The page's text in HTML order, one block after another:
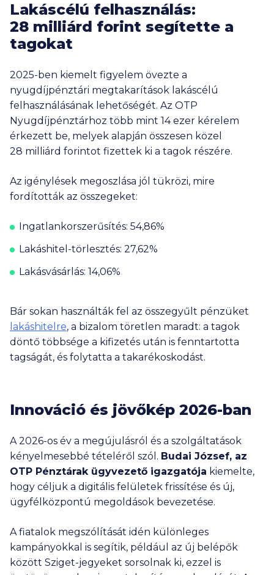
Lakáscélú felhasználás:
28 milliárd forint segítette a
tagokat
2025-ben kiemelt figyelem övezte a
nyugdíjpénztári megtakarítások lakáscélú
felhasználásának lehetőségét. Az OTP
Nyugdíjpénztárhoz több mint 14 ezer kérelem
érkezett be, melyek alapján összesen közel
28 milliárd forintot fizettek ki a tagok részére.
Az igénylések megoszlása jól tükrözi, mire
fordították az összegeket:
Ingatlankorszerűsítés: 54,86%
Lakáshitel-törlesztés: 27,62%
Lakásvásárlás: 14,06%
Bár sokan használták fel az összegyűlt pénzüket
lakáshitelre, a bizalom töretlen maradt: a tagok
döntő többsége a kifizetés után is fenntartotta
tagságát, és folytatta a takarékoskodást.
Innováció és jövőkép 2026-ban
A 2026-os év a megújulásról és a szolgáltatások
kényelmesebbé tételéről szól. Budai József, az
OTP Pénztárak ügyvezető igazgatója kiemelte,
hogy céljuk a digitális felületek frissítése és új,
ügyfélközpontú megoldások bevezetése.
A fiatalok megszólítását idén különleges
kampányokkal is segítik, például az új belépők
között Sziget-jegyeket sorsolnak ki, ezzel is